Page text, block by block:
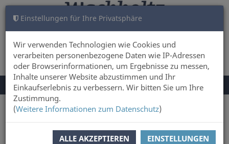
Einstellungen für Ihre Privatsphäre
Wir verwenden Technologien wie Cookies und
verarbeiten personenbezogene Daten wie IP-Adressen
oder Browserinformationen, um Ergebnisse zu messen,
Inhalte unserer Website abzustimmen und Ihr
Einkaufserlebnis zu verbessern. Wir bitten Sie um Ihre
Zustimmung.
(Weitere Informationen zum Datenschutz)
ALLE AKZEPTIEREN EINSTELLUNGEN
ANMELDEN WARENKORB 0
NAVIGATION
UMSCHALTEN
Menü
Sie sind hier:
SORTIERUNG: ERSCHEINUNGSDATUM